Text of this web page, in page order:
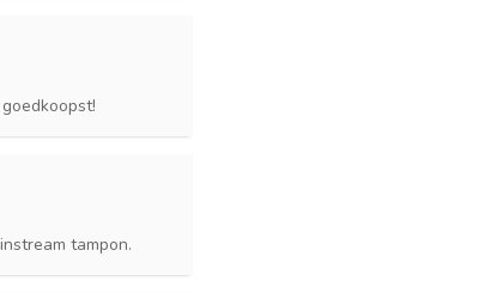
tampon.